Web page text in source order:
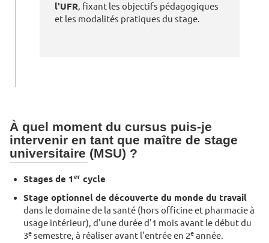
l'UFR, fixant les objectifs pédagogiques
et les modalités pratiques du stage.
À quel moment du cursus puis-je
intervenir en tant que maître de stage
universitaire (MSU) ?
Stages de 1 ercycle
Stage optionnel de découverte du monde du travail
dans le domaine de la santé (hors officine et pharmacie à
usage intérieur), d'une durée d'1 mois avant le début du
3esemestre, à réaliser avant l'entrée en 2eannée.